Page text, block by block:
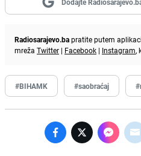
Radiosarajevo.bapratite putem
mreža Twitter | Facebook | Instagram,
#BIHAMK #saobraćaj